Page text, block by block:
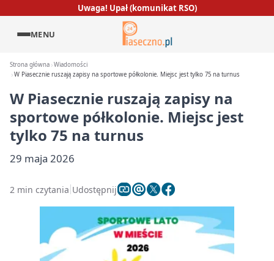
Uwaga! Upał (komunikat RSO)
MENU
Strona główna Wiadomości
W Piasecznie ruszają zapisy na sportowe półkolonie. Miejsc jest tylko 75 na turnus
W Piasecznie ruszają zapisy na
sportowe półkolonie. Miejsc jest
tylko 75 na turnus
29 maja 2026
2 min czytania Udostępnij